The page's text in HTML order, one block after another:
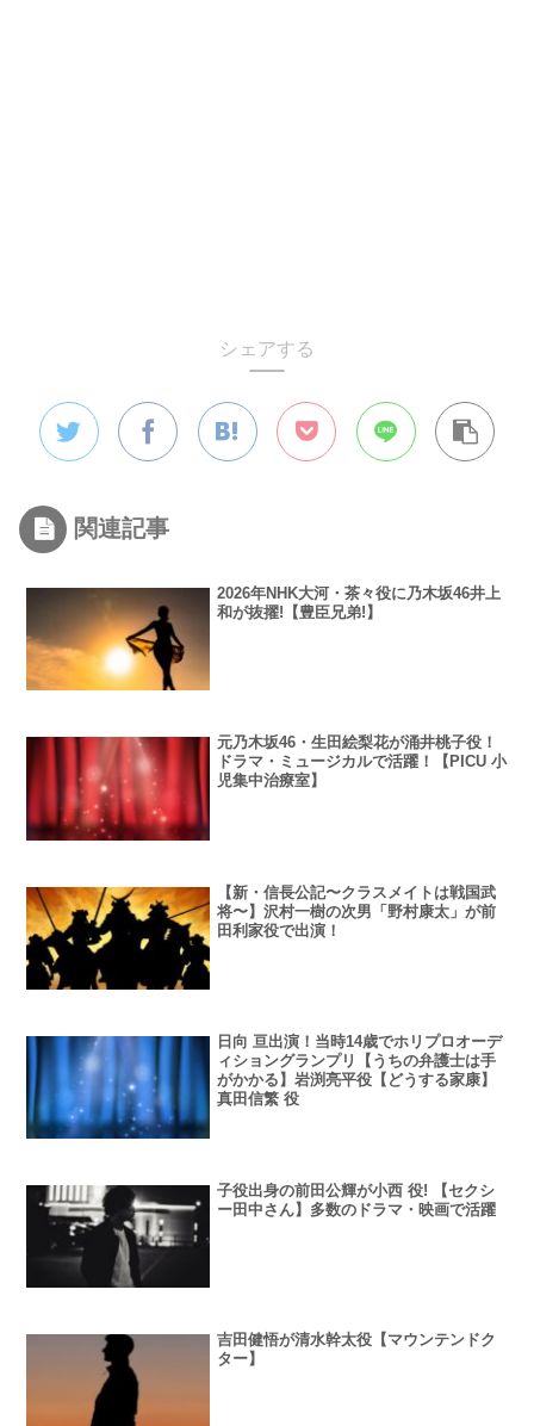
シェアする
関連記事
2026年NHK大河・茶々役に乃木坂46井上
和が抜擢!【豊臣兄弟!】
元乃木坂46・生田絵梨花が涌井桃子役！
ドラマ・ミュージカルで活躍！【PICU 小
児集中治療室】
【新・信長公記〜クラスメイトは戦国武
将〜】沢村一樹の次男「野村康太」が前
田利家役で出演！
日向 亘出演！当時14歳でホリプロオーデ
ィショングランプリ【うちの弁護士は手
がかかる】岩渕亮平役【どうする家康】
真田信繁 役
子役出身の前田公輝が小西 役! 【セクシ
ー田中さん】多数のドラマ・映画で活躍
吉田健悟が清水幹太役【マウンテンドク
ター】